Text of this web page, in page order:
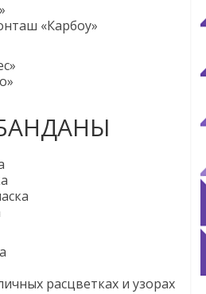
«Карбоу»
расцветках и узорах